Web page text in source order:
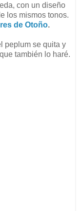
con un diseño
los mismos tonos.
de Otoño.
peplum se quita y
también lo haré.